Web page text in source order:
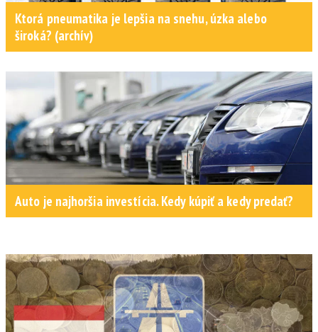
Ktorá pneumatika je lepšia na snehu, úzka alebo
široká? (archív)
Auto je najhoršia investícia. Kedy kúpiť a kedy predať?